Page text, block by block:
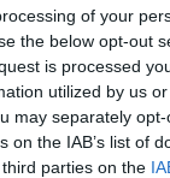
of your
the below opt-out
is processed
utilized by us
may separately
the IAB’s list of
parties on the
είχε
σε
Από
των